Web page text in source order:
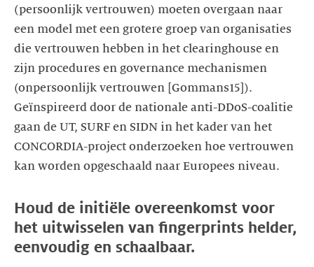
(persoonlijk vertrouwen) moeten overgaan naar
een model met een grotere groep van organisaties
die vertrouwen hebben in het clearinghouse en
zijn procedures en governance mechanismen
(onpersoonlijk vertrouwen [Gommans15]).
Geïnspireerd door de nationale anti-DDoS-coalitie
gaan de UT, SURF en SIDN in het kader van het
CONCORDIA-project onderzoeken hoe vertrouwen
kan worden opgeschaald naar Europees niveau.
Houd de initiële overeenkomst voor
het uitwisselen van fingerprints helder,
eenvoudig en schaalbaar.